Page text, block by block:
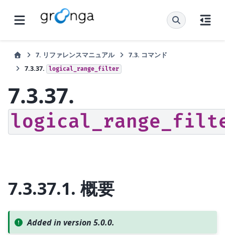
7. リファレンスマニュアル 7.3. コマンド
7.3.37.
logical_range_filter
7.3.37.
7.3.37.1.概要
Added in version 5.0.0.